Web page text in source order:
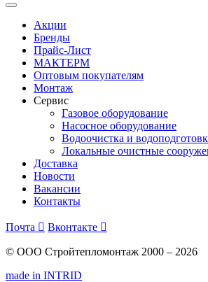
Акции
Бренды
Прайс-Лист
МАКТЕРМ
Оптовым покупателям
Монтаж
Сервис
Газовое оборудование
Насосное оборудование
Водоочистка и
Локальные очистные
Доставка
Новости
Вакансии
Контакты
Почта  Вконтакте 
© ООО Стройтепломонтаж 2000 – 2026
made in INTRID